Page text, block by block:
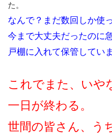
た。
なんで？まだ数回しか使
今まで大丈夫だったのに
戸棚に入れて保管してい
これでまた、いや
一日が終わる。
世間の皆さん、う